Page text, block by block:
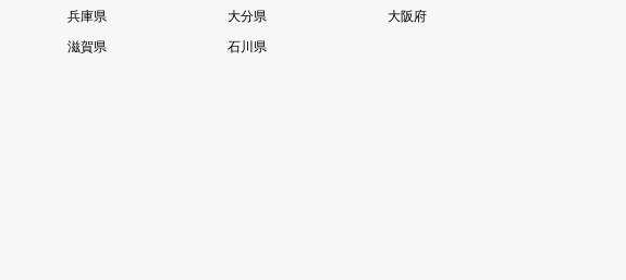
兵庫県 大分県
大阪府
滋賀県 石川県